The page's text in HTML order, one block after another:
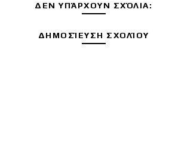
ΔΕΝ ΥΠΆΡΧΟΥΝ ΣΧΌΛΙΑ:
ΔΗΜΟΣΊΕΥΣΗ ΣΧΟΛΊΟΥ